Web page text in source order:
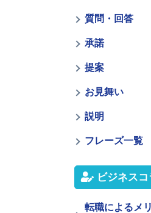
質問・回答
承諾
提案
お見舞い
説明
フレーズ一覧
ビジネス
転職によるメ